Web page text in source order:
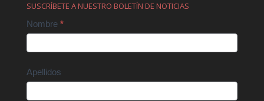
SUSCRÍBETE A NUESTRO BOLETÍN DE NOTICIAS
Contact
Nombre *
Apellidos